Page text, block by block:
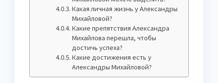
Какая личная жизнь у Александры
Михайловой?
Какие препятствия Александра
Михайлова перешла, чтобы
достичь успеха?
Какие достижения есть у
Александры Михайловой?